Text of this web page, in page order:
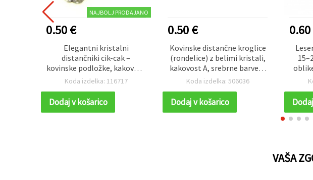
NAJBOLJ PRODAJANO
0.50 €
Elegantni kristalni
distančniki cik-cak –
kovinske podložke, kakovost
A, beli, 4x2 mm, luknja 1 mm
izdelavo nakita
Koda izdelka: 116717
Dodaj v košarico
0.50 €
Kovinske distančne kroglice
(rondelice) z belimi kristali,
kakovost A, srebrne barve, 7
x 3,2 mm, luknja 1,2 mm – 10
Koda izdelka: 506036
Dodaj v košarico
VAŠA